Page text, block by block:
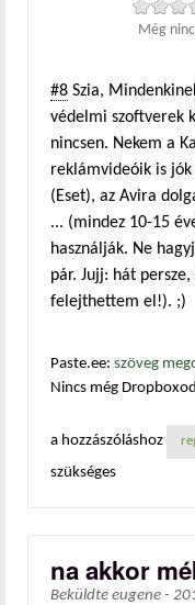
Még
#8 Szia,
védelmi szoftverek
nincsen. Nekem a
reklámvideóik is jók
(Eset), az Avira
... (mindez 10-15
használják. Ne
pár. Jujj: hát
felejthettem el!). ;)
Paste.ee: szöveg
Nincs még
a hozzászóláshoz
szükséges
na akkor
Beküldte eugene -